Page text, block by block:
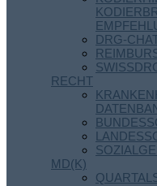
DRG-
RECHT
MD(K)